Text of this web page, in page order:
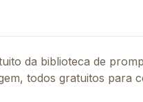
visíveis em uma
do produto
sutis e
da biblioteca de
todos gratuitos para